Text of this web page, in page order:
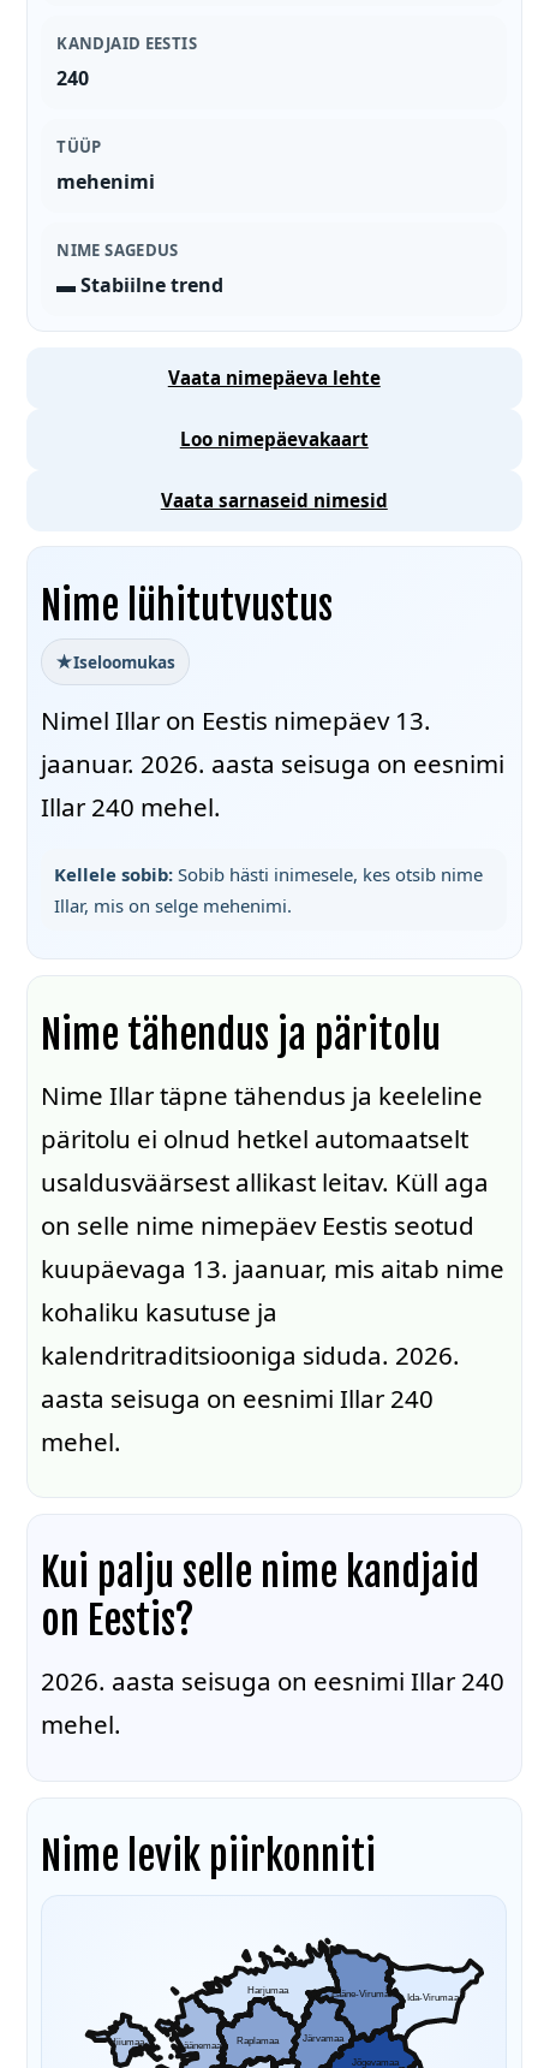
KANDJAID EESTIS
240
TÜÜP
mehenimi
NIME SAGEDUS
▬ Stabiilne trend
Vaata nimepäeva lehte
Loo nimepäevakaart
Vaata sarnaseid nimesid
Nime lühitutvustus
Iseloomukas
Nimel Illar on Eestis nimepäev 13.
jaanuar. 2026. aasta seisuga on eesnimi
Illar 240 mehel.
Kellele sobib:Sobib hästi inimesele, kes otsib nime
Illar, mis on selge mehenimi.
Nime tähendus ja päritolu
Nime Illar täpne tähendus ja keeleline
päritolu ei olnud hetkel automaatselt
usaldusväärsest allikast leitav. Küll aga
on selle nime nimepäev Eestis seotud
kuupäevaga 13. jaanuar, mis aitab nime
kohaliku kasutuse ja
kalendritraditsiooniga siduda. 2026.
aasta seisuga on eesnimi Illar 240
mehel.
Kui palju selle nime kandjaid
on Eestis?
2026. aasta seisuga on eesnimi Illar 240
mehel.
Nime levik piirkonniti
Hiiumaa Läänemaa Raplamaa
Harjumaa Lääne-Virumaa Ida-Virumaa
Järvamaa
Jõgevamaa